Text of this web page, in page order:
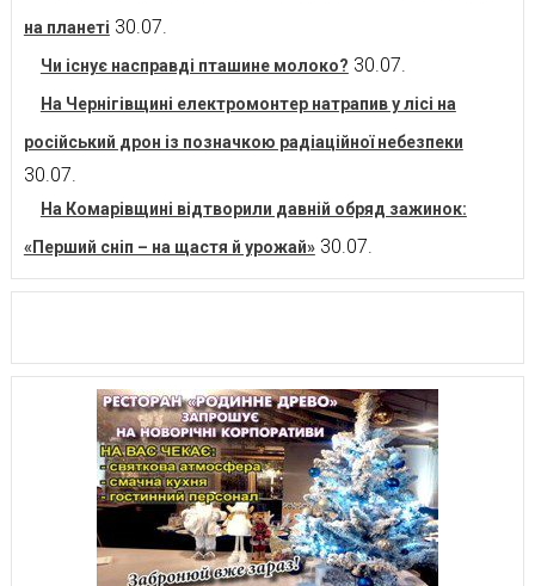
на планеті 30.07.
Чи існує насправді пташине молоко? 30.07.
На Чернігівщині електромонтер натрапив у лісі на
російський дрон із позначкою радіаційної небезпеки
30.07.
На Комарівщині відтворили давній обряд зажинок:
«Перший сніп – на щастя й урожай» 30.07.